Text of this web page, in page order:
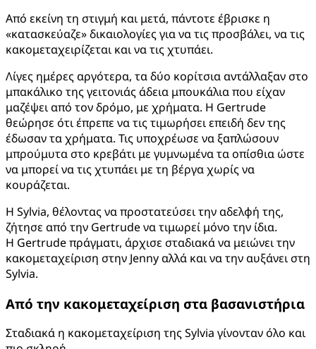
Από εκείνη τη στιγμή και μετά, πάντοτε έβρισκε η
«κατασκεύαζε» δικαιολογίες για να τις προσβάλει, να τις
κακομεταχειρίζεται και να τις χτυπάει.
Λίγες ημέρες αργότερα, τα δύο κορίτσια αντάλλαξαν στο
μπακάλικο της γειτονιάς άδεια μπουκάλια που είχαν
μαζέψει από τον δρόμο, με χρήματα. Η Gertrude
θεώρησε ότι έπρεπε να τις τιμωρήσει επειδή δεν της
έδωσαν τα χρήματα. Τις υποχρέωσε να ξαπλώσουν
μπρούμυτα στο κρεβάτι με γυμνωμένα τα οπίσθια ώστε
να μπορεί να τις χτυπάει με τη βέργα χωρίς να
κουράζεται.
Η Sylvia, θέλοντας να προστατεύσει την αδελφή της,
ζήτησε από την Gertrude να τιμωρεί μόνο την ίδια.
Η Gertrude πράγματι, άρχισε σταδιακά να μειώνει την
κακομεταχείριση στην Jenny αλλά και να την αυξάνει στη
Sylvia.
Από την κακομεταχείριση στα βασανιστήρια
Σταδιακά η κακομεταχείριση της Sylvia γίνονταν όλο και